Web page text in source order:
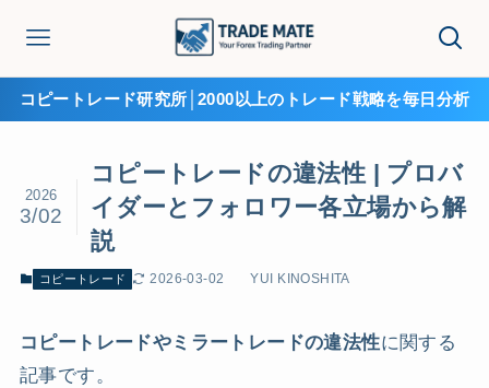
コピートレード研究所│2000以上のトレード戦略を毎日分析
コピートレードの違法性 | プロバ
イダーとフォロワー各立場から解
説
2026
3/02
コピートレード 2026-03-02 YUI KINOSHITA
コピートレードやミラートレードの違法性に関する
記事です。